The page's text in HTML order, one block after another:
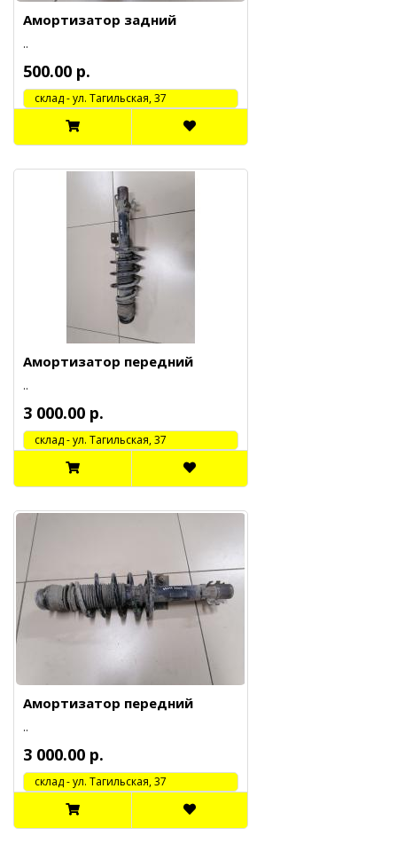
Амортизатор задний
..
500.00 р.
cклад - ул. Тагильская, 37
Амортизатор передний
..
3 000.00 р.
cклад - ул. Тагильская, 37
Амортизатор передний
..
3 000.00 р.
cклад - ул. Тагильская, 37